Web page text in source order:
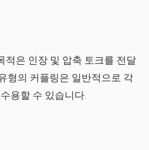
적은 인장 및 압축 토크를 전달
형의 커플링은 일반적으로 각
용할 수 있습니다.